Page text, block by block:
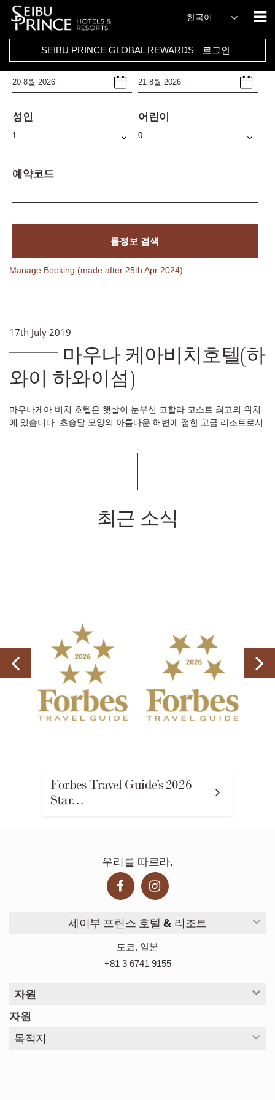
한국어
SEIBU PRINCE GLOBAL REWARDS 로그인
호텔
Select Any
체크인날짜 체크아웃날짜
성인 어린이
예약코드
룸정보 검색
Manage Booking (made after 25th Apr 2024)
17th July 2019
마우나 케아비치호텔(하
와이 하와이섬)
마우나케아 비치 호텔은 햇살이 눈부신 코할라 코스트 최고의 위치
에 있습니다. 초승달 모양의 아름다운 해변에 접한 고급 리조트로서
최근 소식
Travel Guide’s 2026
우리를 따르라.
세이부 프린스 호텔 & 리조트
도쿄, 일본
+81 3 6741 9155
자원
자원
목적지